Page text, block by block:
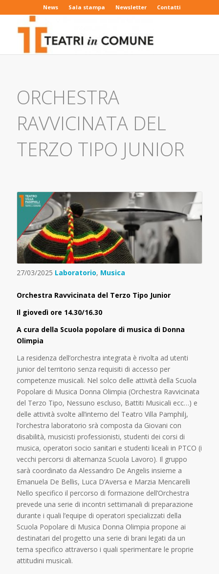
News Sala stampa Newsletter Contatti
ORCHESTRA
RAVVICINATA DEL
TERZO TIPO JUNIOR
27/03/2025 Laboratorio, Musica
Orchestra Ravvicinata del Terzo Tipo Junior
Il giovedì ore 14.30/16.30
A cura della Scuola popolare di musica di Donna
Olimpia
La residenza dell’orchestra integrata è rivolta ad utenti
junior del territorio senza requisiti di accesso per
competenze musicali. Nel solco delle attività della Scuola
Popolare di Musica Donna Olimpia (Orchestra Ravvicinata
del Terzo Tipo, Nessuno escluso, Battiti Musicali ecc…) e
delle attività svolte all’interno del Teatro Villa Pamphilj,
l’orchestra laboratorio srà composta da Giovani con
disabilità, musicisti professionisti, studenti dei corsi di
musica, operatori socio sanitari e studenti liceali in PTCO (i
vecchi percorsi di alternanza Scuola Lavoro). Il gruppo
sarà coordinato da Alessandro De Angelis insieme a
Emanuela De Bellis, Luca D’Aversa e Marzia Mencarelli
Nello specifico il percorso di formazione dell’Orchestra
prevede una serie di incontri settimanali di preparazione
durante i quali l’equipe di operatori specializzati della
Scuola Popolare di Musica Donna Olimpia propone ai
destinatari del progetto una serie di brani legati da un
tema specifico attraverso i quali sperimentare le proprie
attitudini musicali.